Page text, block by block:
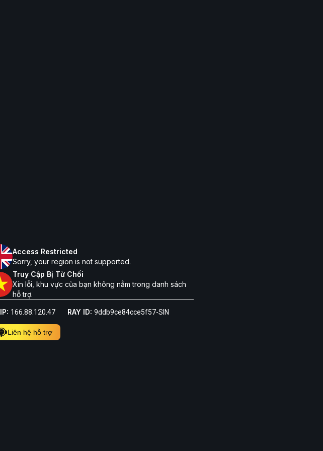
Access Restricted
Sorry, your region is not supported.
Truy Cập Bị Từ Chối
Xin lỗi, khu vực của bạn không nằm trong danh sách
hỗ trợ.
IP: 166.88.120.47 RAY ID: 9ddb9ce84cce5f57-SIN
Liên hệ hỗ trợ